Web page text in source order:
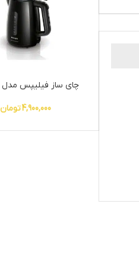
چای ساز فیلیپس مدل HD7301
4,900,000تومان